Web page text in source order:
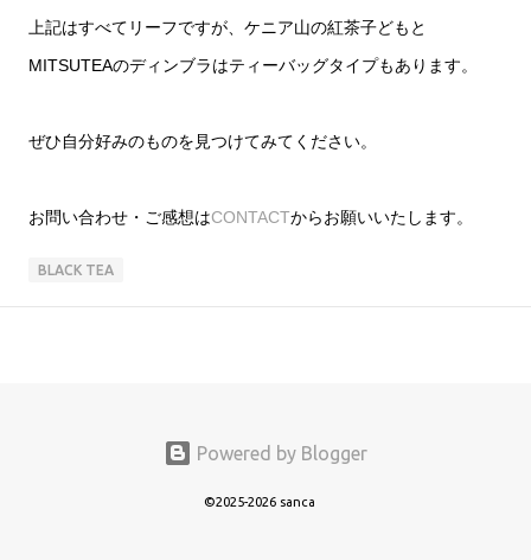
上記はすべてリーフですが、ケニア山の紅茶子どもと
MITSUTEAのディンブラはティーバッグタイプもあります。
ぜひ自分好みのものを見つけてみてください。
お問い合わせ・ご感想はCONTACTからお願いいたします。
BLACK TEA
Powered by Blogger
©2025-2026 sanca